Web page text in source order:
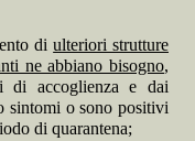
diulteriori strutture
ne abbiano bisogno,
di accoglienza e dai
sintomi o sono positivi
di quarantena;